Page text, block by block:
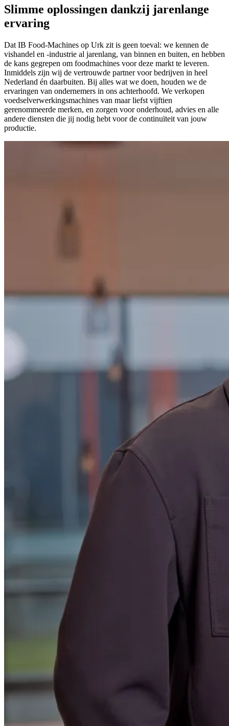
Slimme oplossingen dankzij jarenlange
ervaring
Dat IB Food-Machines op Urk zit is geen toeval: we kennen de
vishandel en -industrie al jarenlang, van binnen en buiten, en hebben
de kans gegrepen om foodmachines voor deze markt te leveren.
Inmiddels zijn wij de vertrouwde partner voor bedrijven in heel
Nederland én daarbuiten. Bij alles wat we doen, houden we de
ervaringen van ondernemers in ons achterhoofd. We verkopen
voedselverwerkingsmachines van maar liefst vijftien
gerenommeerde merken, en zorgen voor onderhoud, advies en alle
andere diensten die jij nodig hebt voor de continuïteit van jouw
productie.